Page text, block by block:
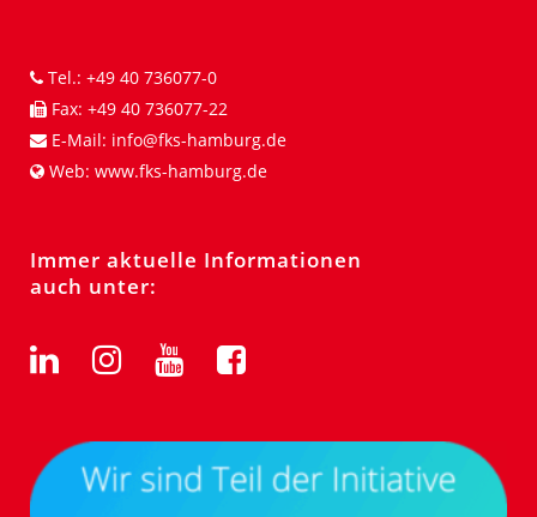
Tel.: +49 40 736077-0
Fax: +49 40 736077-22
E-Mail: info@fks-hamburg.de
Web: www.fks-hamburg.de
Immer aktuelle Informationen
auch unter: